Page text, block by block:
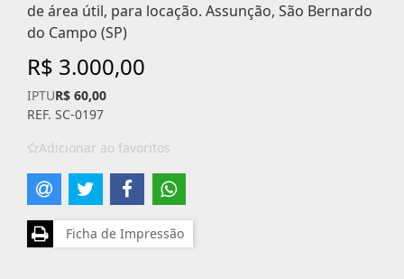
de área útil, para locação. Assunção, São Bernardo
do Campo (SP)
R$ 3.000,00
IPTUR$ 60,00
REF. SC-0197
Adicionar ao favoritos
Ficha de Impressão